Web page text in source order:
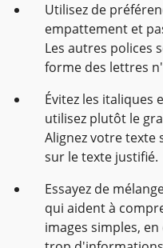
Utilisez de
empattement et
Les autres polices
forme des lettres
Évitez les italiques
utilisez plutôt le
Alignez votre texte
sur le texte justifié.
Essayez de
qui aident à
images simples,